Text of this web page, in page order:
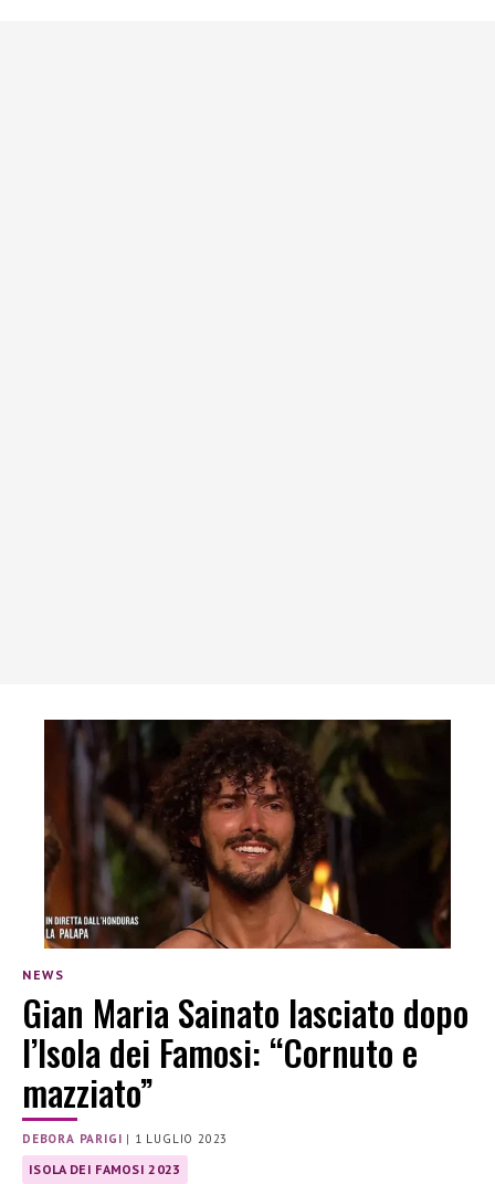
NEWS
Gian Maria Sainato lasciato dopo
l’Isola dei Famosi: “Cornuto e
mazziato”
DEBORA PARIGI | 1 LUGLIO 2023
ISOLA DEI FAMOSI 2023